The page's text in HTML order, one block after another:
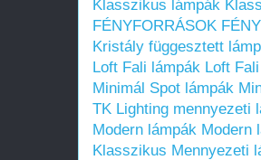
Klasszikus lámpák
FÉNYFORRÁSOK
Kristály függesztett
Loft Fali lámpák Loft
Minimál Spot lámpák
TK Lighting mennyezeti
Modern lámpák Modern
Klasszikus Mennyezeti